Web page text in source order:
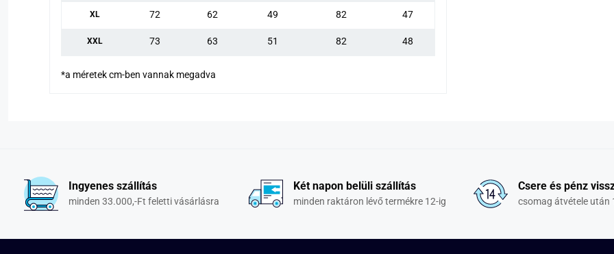
XL 72 62 49 82 47
XXL 73 63 51 82 48
*a méretek cm-ben vannak megadva
Ingyenes szállítás
minden 33.000,-Ft feletti vásárlásra
Két napon belüli szállítás
minden raktáron lévő termékre 12-ig
Csere és pénz
csomag átvétele után